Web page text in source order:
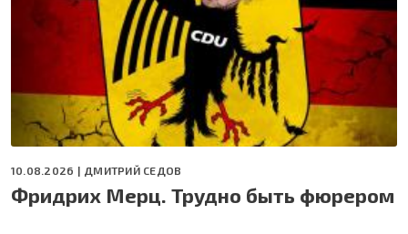
10.08.2026 | ДМИТРИЙ СЕДОВ
Фридрих Мерц. Трудно быть фюрером